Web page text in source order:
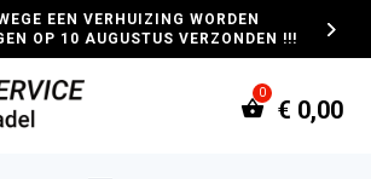
EEN VERHUIZING WORDEN
OP 10 AUGUSTUS VERZONDEN !!!
€ 0,00